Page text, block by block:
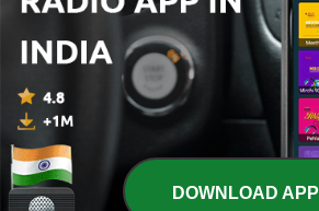
DOWNLOAD APP